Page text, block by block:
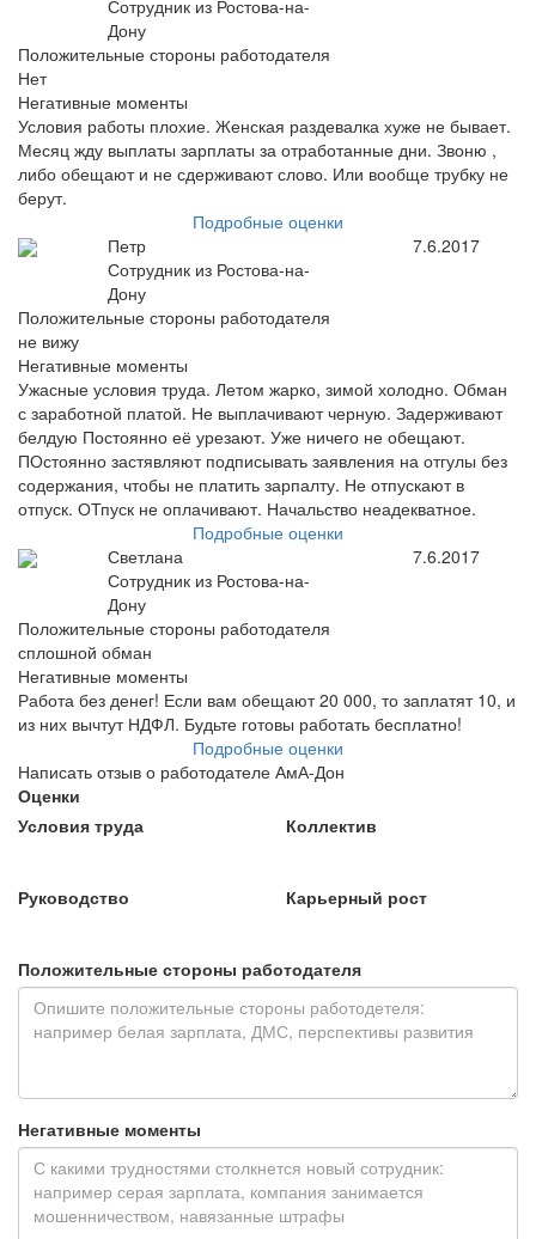
Сотрудник из Ростова-на-
Дону
Положительные стороны работодателя
Нет
Негативные моменты
Условия работы плохие. Женская раздевалка хуже не бывает.
Месяц жду выплаты зарплаты за отработанные дни. Звоню ,
либо обещают и не сдерживают слово. Или вообще трубку не
берут.
Подробные оценки
Петр
Сотрудник из Ростова-на-
Дону
7.6.2017
Положительные стороны работодателя
не вижу
Негативные моменты
Ужасные условия труда. Летом жарко, зимой холодно. Обман
с заработной платой. Не выплачивают черную. Задерживают
белдую Постоянно её урезают. Уже ничего не обещают.
ПОстоянно застявляют подписывать заявления на отгулы без
содержания, чтобы не платить зарпалту. Не отпускают в
отпуск. ОТпуск не оплачивают. Начальство неадекватное.
Подробные оценки
Светлана
Сотрудник из Ростова-на-
Дону
7.6.2017
Положительные стороны работодателя
сплошной обман
Негативные моменты
Работа без денег! Если вам обещают 20 000, то заплатят 10, и
из них вычтут НДФЛ. Будьте готовы работать бесплатно!
Подробные оценки
Написать отзыв о работодателе АмА-Дон
Оценки
Условия труда
Коллектив
Руководство Карьерный рост
Положительные стороны работодателя
Негативные моменты